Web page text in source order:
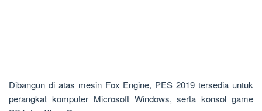
Dibangun di atas mesin Fox Engine, PES 2019 tersedia untuk
perangkat komputer Microsoft Windows, serta konsol game